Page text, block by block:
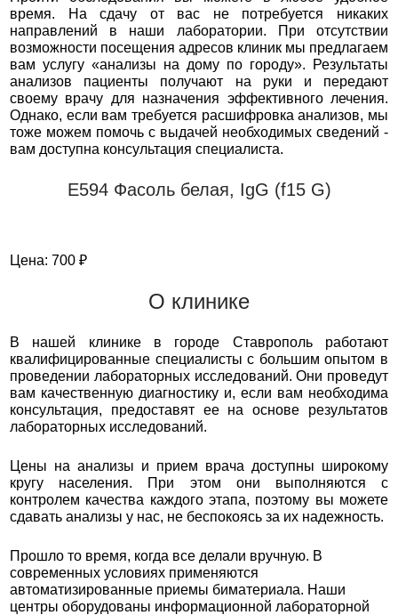
время. На сдачу от вас не потребуется никаких
направлений в наши лаборатории. При отсутствии
возможности посещения адресов клиник мы предлагаем
вам услугу «анализы на дому по городу». Результаты
анализов пациенты получают на руки и передают
своему врачу для назначения эффективного лечения.
Однако, если вам требуется расшифровка анализов, мы
тоже можем помочь с выдачей необходимых сведений -
вам доступна консультация специалиста.
Е594 Фасоль белая, IgG (f15 G)
Цена: 700 ₽
О клинике
В нашей клинике в городе Ставрополь работают
квалифицированные специалисты с большим опытом в
проведении лабораторных исследований. Они проведут
вам качественную диагностику и, если вам необходима
консультация, предоставят ее на основе результатов
лабораторных исследований.
Цены на анализы и прием врача доступны широкому
кругу населения. При этом они выполняются с
контролем качества каждого этапа, поэтому вы можете
сдавать анализы у нас, не беспокоясь за их надежность.
Прошло то время, когда все делали вручную. В
современных условиях применяются
автоматизированные приемы биматериала. Наши
центры оборудованы информационной лабораторной